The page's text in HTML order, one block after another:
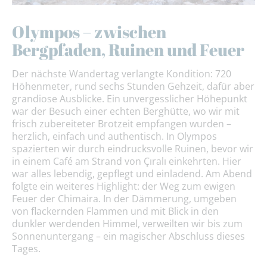
Olympos – zwischen
Bergpfaden, Ruinen und Feuer
Der nächste Wandertag verlangte Kondition: 720
Höhenmeter, rund sechs Stunden Gehzeit, dafür aber
grandiose Ausblicke. Ein unvergesslicher Höhepunkt
war der Besuch einer echten Berghütte, wo wir mit
frisch zubereiteter Brotzeit empfangen wurden –
herzlich, einfach und authentisch. In Olympos
spazierten wir durch eindrucksvolle Ruinen, bevor wir
in einem Café am Strand von Çıralı einkehrten. Hier
war alles lebendig, gepflegt und einladend. Am Abend
folgte ein weiteres Highlight: der Weg zum ewigen
Feuer der Chimaira. In der Dämmerung, umgeben
von flackernden Flammen und mit Blick in den
dunkler werdenden Himmel, verweilten wir bis zum
Sonnenuntergang – ein magischer Abschluss dieses
Tages.